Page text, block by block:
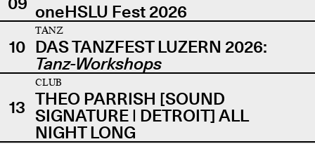
oneHSLU Fest 2026
10
TANZ
DAS TANZFEST LUZERN 2026:
Tanz-Workshops
13
CLUB
THEO PARRISH [SOUND
SIGNATURE | DETROIT] ALL
NIGHT LONG